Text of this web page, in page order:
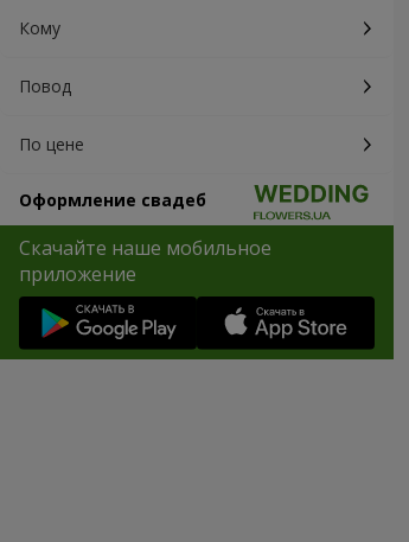
Кому
Повод
По цене
Оформление свадеб
Скачайте наше мобильное
приложение